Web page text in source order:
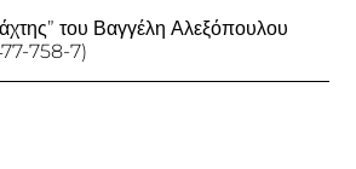
του Βαγγέλη Αλεξόπουλου
758-7)